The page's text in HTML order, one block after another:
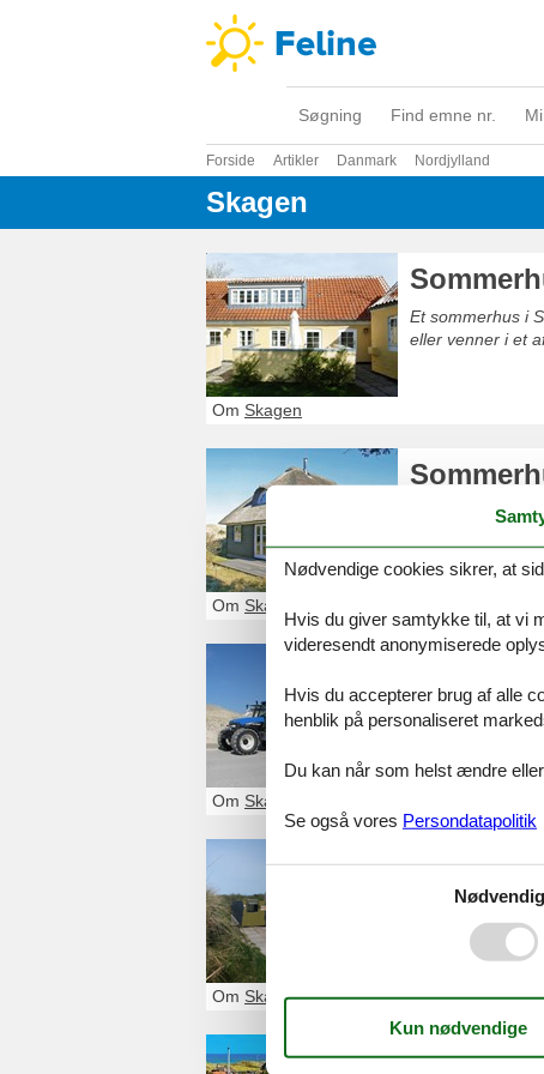
Søgning Find emne nr.
Forside Artikler Danmark Nordjylland
Skagen
Et sommerhus i
eller venner i et
Om Skagen
Et sommerhus
Om Skagen
En ferie i
attraktioner du
Om Skagen
Skagen
Fyrvej 59
Skagen
98 44 40 40
Om Skagen
Nødvendige cookies sikrer, at
Hvis du giver samtykke til, at vi
videresendt anonymiserede
Hvis du accepterer brug af alle
henblik på personaliseret
Du kan når som helst ændre
Se også vores Persondatapolitik